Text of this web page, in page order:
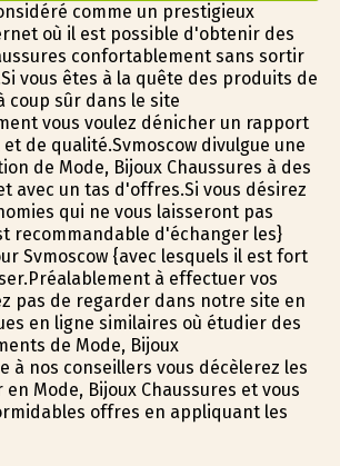
comme un prestigieux
où il est possible d'obtenir des
confortablement sans sortir
vous êtes à la quête des produits de
coup sûr dans le site
vous voulez dénicher un rapport
de qualité.Svmoscow divulgue une
de Mode, Bijoux Chaussures à des
avec un tas d'offres.Si vous désirez
qui ne vous laisseront pas
recommandable d'échanger les}
Svmoscow {avec lesquels il est fort
à effectuer vos
pas de regarder dans notre site en
en ligne similaires où étudier des
de Mode, Bijoux
à nos conseillers vous décèlerez les
Mode, Bijoux Chaussures et vous
offres en appliquant les